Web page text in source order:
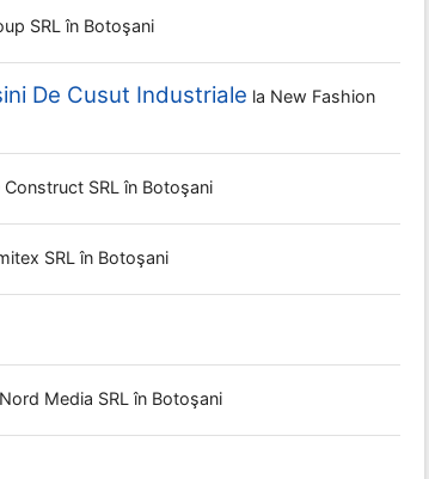
SRL în Botoşani
De Cusut Industriale la New Fashion
Construct SRL în Botoşani
SRL în Botoşani
Media SRL în Botoşani